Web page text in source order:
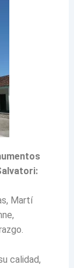
Martí
calidad,